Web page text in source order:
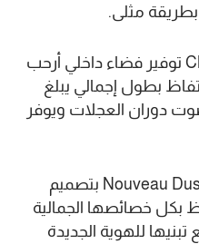
مثلى.
كما يتيح استخدام منصة CMF-B توفير فضاء داخلي أرحب
بطول إجمالي يبلغ
دوران العجلات ويوفر
تعود سيارة داستر الجديدة Nouveau Duster بتصميم
بكل خصائصها الجمالية
للهوية الجديدة